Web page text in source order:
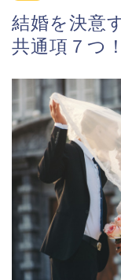
結婚を決意
共通項７つ！